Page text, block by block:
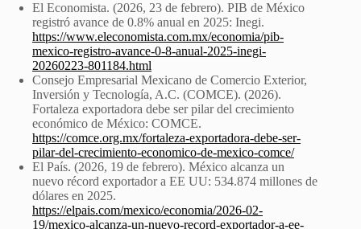
El Economista. (2026, 23 de febrero). PIB de México
registró avance de 0.8% anual en 2025: Inegi.
https://www.eleconomista.com.mx/economia/pib-
mexico-registro-avance-0-8-anual-2025-inegi-
20260223-801184.html
Consejo Empresarial Mexicano de Comercio Exterior,
Inversión y Tecnología, A.C. (COMCE). (2026).
Fortaleza exportadora debe ser pilar del crecimiento
económico de México: COMCE.
https://comce.org.mx/fortaleza-exportadora-debe-ser-
pilar-del-crecimiento-economico-de-mexico-comce/
El País. (2026, 19 de febrero). México alcanza un
nuevo récord exportador a EE UU: 534.874 millones de
dólares en 2025.
https://elpais.com/mexico/economia/2026-02-
19/mexico-alcanza-un-nuevo-record-exportador-a-ee-